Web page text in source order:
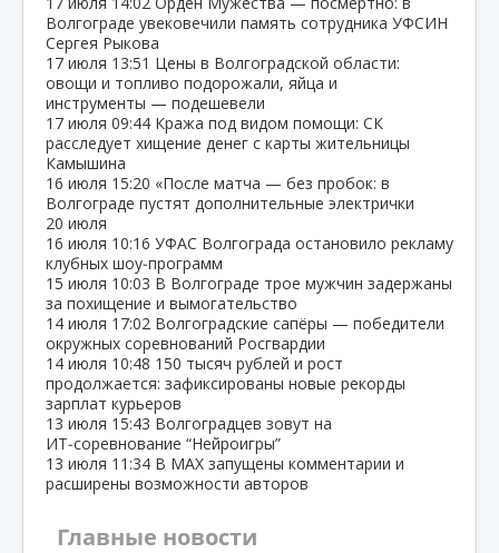
Волгограде увековечили память сотрудника УФСИН
Сергея Рыкова
17 июля 13:51 Цены в Волгоградской области:
овощи и топливо подорожали, яйца и
инструменты — подешевели
17 июля 09:44 Кража под видом помощи: СК
расследует хищение денег с карты жительницы
Камышина
16 июля 15:20 «После матча — без пробок: в
Волгограде пустят дополнительные электрички
20 июля
16 июля 10:16 УФАС Волгограда остановило рекламу
клубных шоу‑программ
15 июля 10:03 В Волгограде трое мужчин задержаны
за похищение и вымогательство
14 июля 17:02 Волгоградские сапёры — победители
окружных соревнований Росгвардии
14 июля 10:48 150 тысяч рублей и рост
продолжается: зафиксированы новые рекорды
зарплат курьеров
13 июля 15:43 Волгоградцев зовут на
ИТ‑соревнование “Нейроигры”
13 июля 11:34 В МАХ запущены комментарии и
расширены возможности авторов
Главные новости